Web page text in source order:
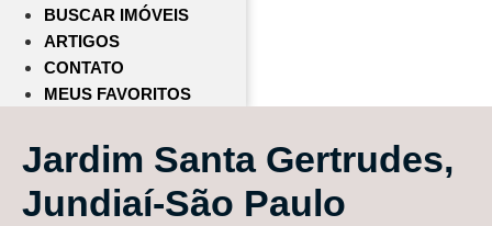
BUSCAR IMÓVEIS
ARTIGOS
CONTATO
MEUS FAVORITOS
Jardim Santa Gertrudes,
Jundiaí-São Paulo